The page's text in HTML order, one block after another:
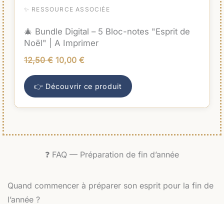
✨ RESSOURCE ASSOCIÉE
🎄 Bundle Digital – 5 Bloc-notes "Esprit de
Noël" | A Imprimer
12,50€ 10,00 €
👉 Découvrir ce produit
❓ FAQ — Préparation de fin d’année
Quand commencer à préparer son esprit pour la fin de
l’année ?